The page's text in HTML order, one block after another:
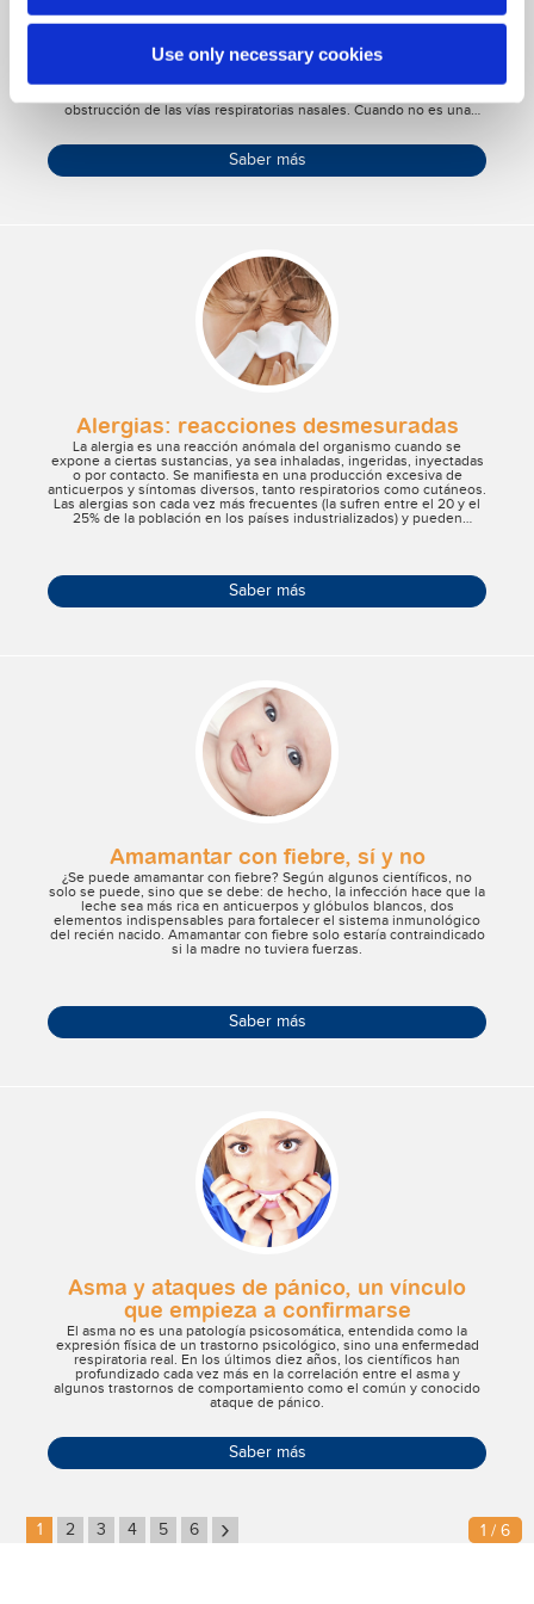
Use only necessary cookies
no es síntoma de resfriado
resfriado. La dificultad para respirar y el pañuelo en la mano son
signos claros de la más clásica de las enfermedades invernales.
Pero no es siempre así: la nariz puede congestionarse aunque no
obstrucción de las vías respiratorias nasales. Cuando no es una
sigue siendo uno de los fenómenos más frecuentes en la estación
fría. Descubramos juntos de qué se trata.
Saber más
Alergias: reacciones desmesuradas
La alergia es una reacción anómala del organismo cuando se
expone a ciertas sustancias, ya sea inhaladas, ingeridas, inyectadas
o por contacto. Se manifiesta en una producción excesiva de
anticuerpos y síntomas diversos, tanto respiratorios como cutáneos.
Las alergias son cada vez más frecuentes (la sufren entre el 20 y el
25% de la población en los países industrializados) y pueden
Saber más
Amamantar con fiebre, sí y no
¿Se puede amamantar con fiebre? Según algunos científicos, no
solo se puede, sino que se debe: de hecho, la infección hace que la
leche sea más rica en anticuerpos y glóbulos blancos, dos
elementos indispensables para fortalecer el sistema inmunológico
del recién nacido. Amamantar con fiebre solo estaría contraindicado
si la madre no tuviera fuerzas.
Saber más
Asma y ataques de pánico, un vínculo
que empieza a confirmarse
El asma no es una patología psicosomática, entendida como la
expresión física de un trastorno psicológico, sino una enfermedad
respiratoria real. En los últimos diez años, los científicos han
profundizado cada vez más en la correlación entre el asma y
algunos trastornos de comportamiento como el común y conocido
ataque de pánico.
Saber más
1 2 3 4 5 6 › 1 / 6